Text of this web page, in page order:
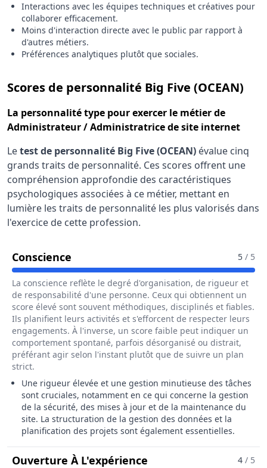
Interactions avec les équipes techniques et créatives pour
collaborer efficacement.
Moins d'interaction directe avec le public par rapport à
d'autres métiers.
Préférences analytiques plutôt que sociales.
Scores de personnalité Big Five (OCEAN)
La personnalité type pour exercer le métier de
Administrateur / Administratrice de site internet
Letest de personnalité Big Five (OCEAN) évalue cinq
grands traits de personnalité. Ces scores offrent une
compréhension approfondie des caractéristiques
psychologiques associées à ce métier, mettant en
lumière les traits de personnalité les plus valorisés dans
l'exercice de cette profession.
Conscience Pour Le Métier De Administrateur
5 / 5
La conscience reflète le degré d'organisation, de rigueur et
de responsabilité d'une personne. Ceux qui obtiennent un
score élevé sont souvent méthodiques, disciplinés et fiables.
Ils planifient leurs activités et s'efforcent de respecter leurs
engagements. À l'inverse, un score faible peut indiquer un
comportement spontané, parfois désorganisé ou distrait,
préférant agir selon l'instant plutôt que de suivre un plan
strict.
Une rigueur élevée et une gestion minutieuse des tâches
sont cruciales, notamment en ce qui concerne la gestion
de la sécurité, des mises à jour et de la maintenance du
site. La structuration de la gestion des données et la
planification des projets sont également essentielles.
Ouverture À L'expérience Pour Le Métier De
4 / 5